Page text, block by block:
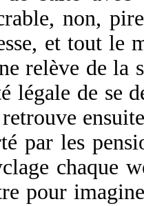
non,
et tout le
relève de la
légale de se
par les
chaque
pour